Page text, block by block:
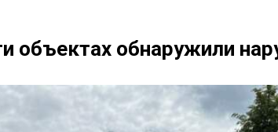
объектах обнаружили